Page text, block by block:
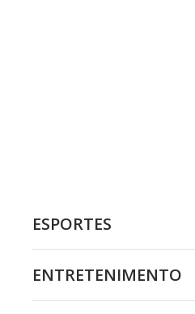
ESPORTES
ENTRETENIMENTO